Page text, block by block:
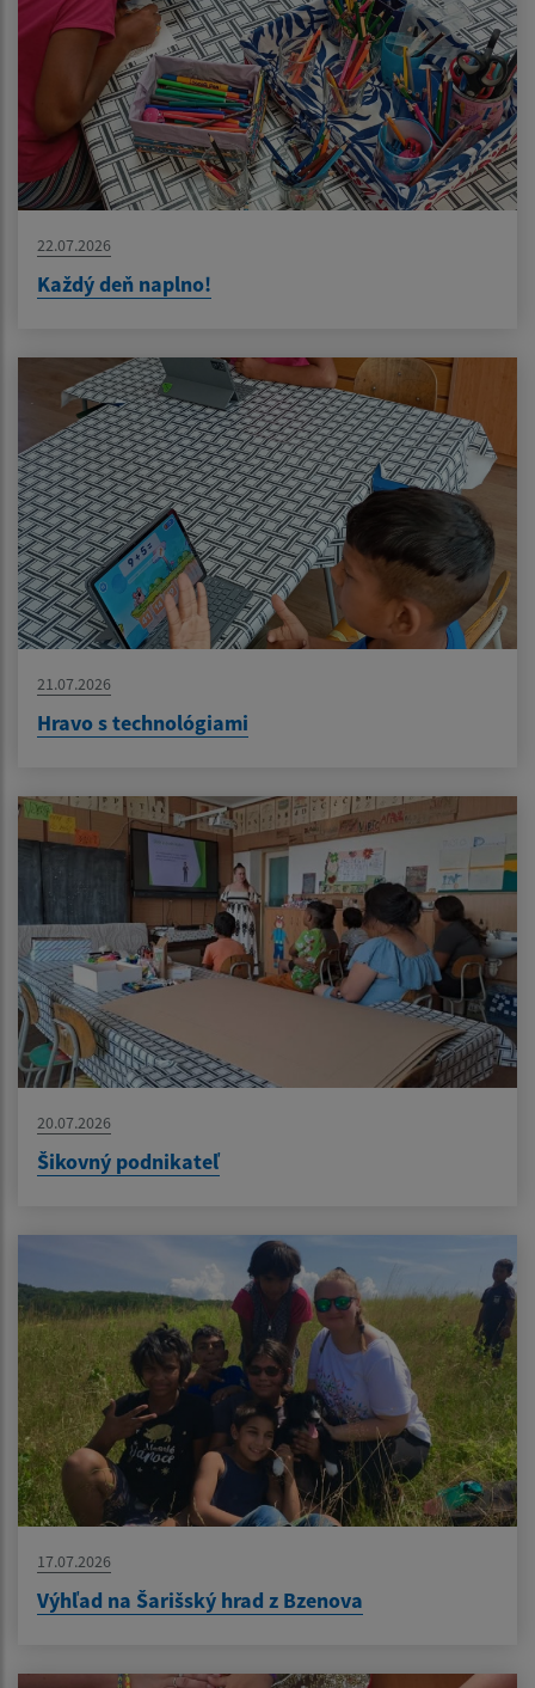
22.07.2026
Každý deň naplno!
21.07.2026
Hravo s technológiami
20.07.2026
Šikovný podnikateľ
17.07.2026
Výhľad na Šarišský hrad z Bzenova